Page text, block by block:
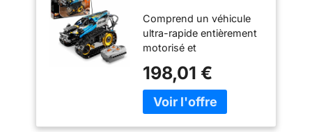
Jouet de Voiture de
Course RC et
Cadeau pour
Enfants de 9 Ans et
+
Comprend un véhicule
ultra-rapide entièrement
motorisé et
chenilles et de grands
pignons arrière pour une
accélération
198,01 €